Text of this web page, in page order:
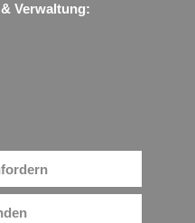
Verwaltung: